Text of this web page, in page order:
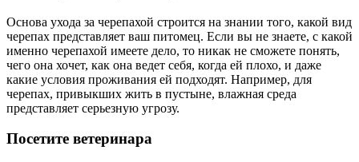
Основа ухода за черепахой строится на знании того, какой вид
черепах представляет ваш питомец. Если вы не знаете, с какой
именно черепахой имеете дело, то никак не сможете понять,
чего она хочет, как она ведет себя, когда ей плохо, и даже
какие условия проживания ей подходят. Например, для
черепах, привыкших жить в пустыне, влажная среда
представляет серьезную угрозу.
Посетите ветеринара